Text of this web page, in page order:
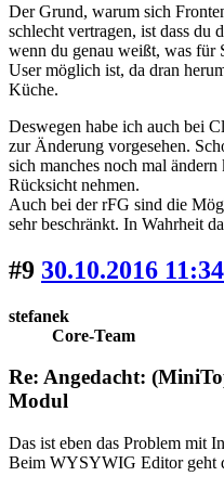
Der Grund, warum sich
schlecht vertragen, ist dass du
wenn du genau weißt, was für
User möglich ist, da dran
Küche.
Deswegen habe ich auch bei
zur Änderung vorgesehen.
sich manches noch mal
Rücksicht nehmen.
Auch bei der rFG sind die
sehr beschränkt. In Wahrheit
#9 30.10.2016
stefanek
Core-Team
Re: Angedacht:
Modul
Das ist eben das Problem mit
Beim WYSYWIG Editor geht